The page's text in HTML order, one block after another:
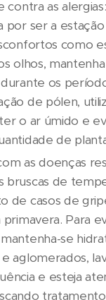
contra as
por ser a estação
como
olhos, mantenha
os
de pólen,
o ar úmido e
de
as doenças
bruscas de
de casos de
Para
se
aglomerados,
e esteja